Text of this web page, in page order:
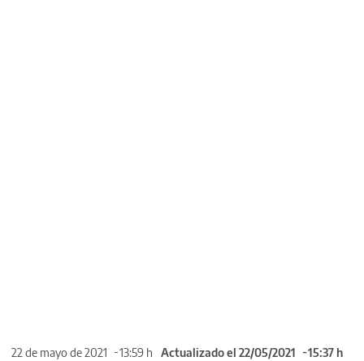
22 de mayo de 2021 13:59 h Actualizado el 22/05/2021
15:37 h